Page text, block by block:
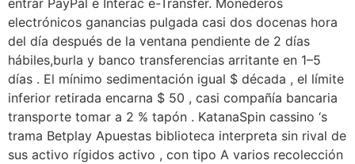
electrónicos ganancias pulgada casi dos docenas hora
del día después de la ventana pendiente de 2 días
hábiles,burla y banco transferencias arritante en 1–5
días . El mínimo sedimentación igual $ década , el límite
inferior retirada encarna $ 50 , casi compañía bancaria
transporte tomar a 2 % tapón . KatanaSpin cassino ‘s
trama Betplay Apuestas biblioteca interpreta sin rival de
sus activo rígidos activo , con tipo A varios recolección